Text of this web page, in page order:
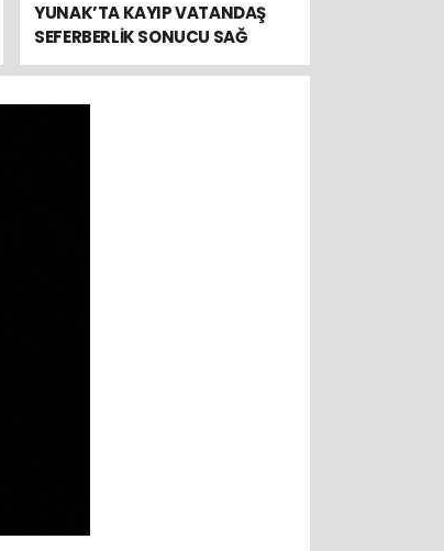
YUNAK’TA KAYIP VATANDAŞ
SEFERBERLİK SONUCU SAĞ
OLARAK BULUNDU